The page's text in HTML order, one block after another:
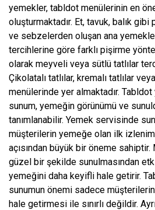
yemekler, tabldot menülerinin en
oluşturmaktadır. Et, tavuk, balık gibi
ve sebzelerden oluşan ana
tercihlerine göre farklı pişirme
olarak meyveli veya sütlü tatlılar
Çikolatalı tatlılar, kremalı tatlılar
menülerinde yer almaktadır.
sunum, yemeğin görünümü ve
tanımlanabilir. Yemek servisinde
müşterilerin yemeğe olan ilk
açısından büyük bir öneme
güzel bir şekilde sunulmasından
yemeğini daha keyifli hale getirir.
sunumun önemi sadece
hale getirmesi ile sınırlı değildir.